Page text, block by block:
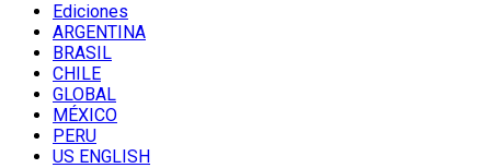
Ediciones
ARGENTINA
BRASIL
CHILE
GLOBAL
MÉXICO
PERU
US ENGLISH